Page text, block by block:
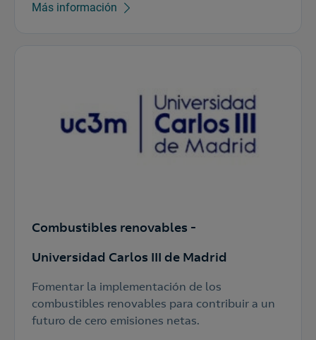
Más información
Combustibles renovables -
Universidad Carlos III de Madrid
Fomentar la implementación de los
combustibles renovables para contribuir a un
futuro de cero emisiones netas.